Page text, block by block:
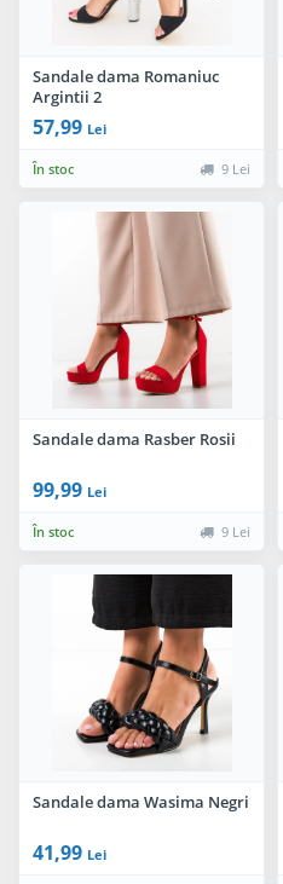
Sandale dama Romaniuc
Argintii 2
57,99 Lei
În stoc 9 Lei
Sandale dama Rasber Rosii
99,99 Lei
În stoc 9 Lei
Sandale dama Wasima Negri
41,99 Lei